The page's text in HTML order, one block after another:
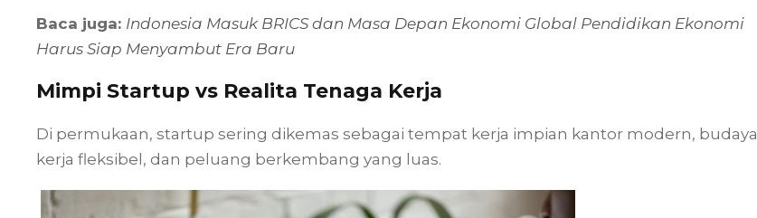
Baca juga: Indonesia Masuk BRICS dan Masa Depan Ekonomi Global Pendidikan Ekonomi
Harus Siap Menyambut Era Baru
Mimpi Startup vs Realita Tenaga Kerja
Di permukaan, startup sering dikemas sebagai tempat kerja impian kantor modern, budaya
kerja fleksibel, dan peluang berkembang yang luas.